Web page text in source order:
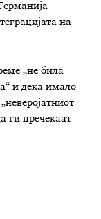
на
„не била
и дека имало
ги пречекаат